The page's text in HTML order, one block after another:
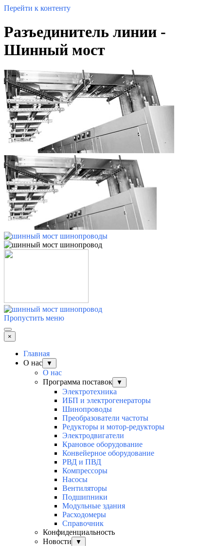
Перейти к контенту
Разъединитель линии -
Шинный мост
Пропустить меню
×
Главная
О нас
▼
О нас
Программа поставок
▼
Электротехника
ИБП и электрогенераторы
Шинопроводы
Преобразователи частоты
Редукторы и мотор-редукторы
Электродвигатели
Крановое оборудование
Конвейерное оборудование
РВД и ПВД
Компрессоры
Насосы
Вентиляторы
Подшипники
Модульные здания
Расходомеры
Справочник
Конфиденциальность
Новости
▼